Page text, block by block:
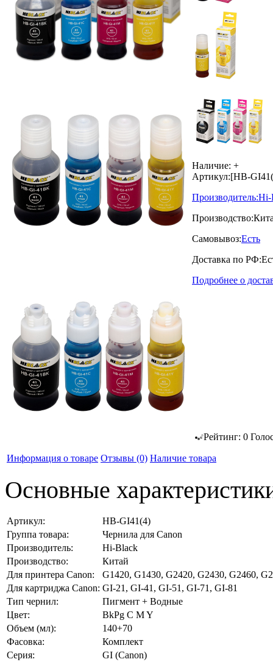
Наличие: +
Артикул:[HB-
Производитель:Hi-
Производство:
Самовывоз:Есть
Доставка по РФ:
Подробнее о
Рейтинг: 0
Информация о товаре Отзывы (0) Наличие товара
Основные
Артикул:
HB-GI41(4)
Группа товара:
Чернила для Canon
Производитель:
Hi-Black
Производство:
Китай
Для принтера Canon:
G1420, G1430, G2420, G2430, G2460,
Для картриджа Canon: GI-21, GI-41, GI-51, GI-71, GI-81
Тип чернил:
Пигмент + Водные
Цвет:
BkPg C M Y
Объем (мл):
140+70
Фасовка:
Комплект
Серия:
GI (Canon)